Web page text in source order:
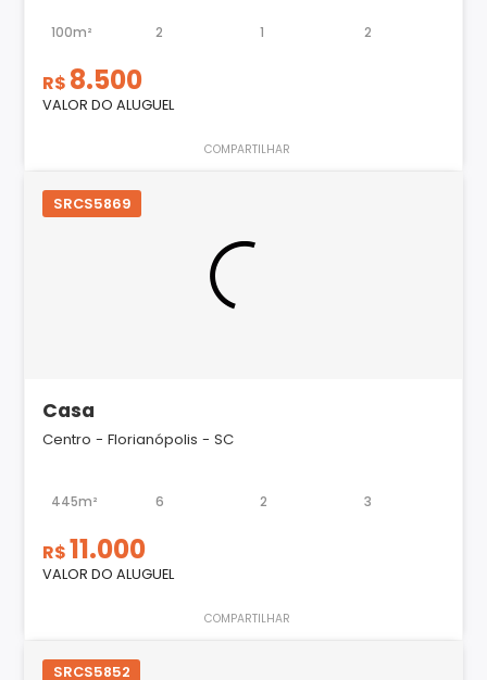
100m² 2 1 2
R$ 8.500
VALOR DO ALUGUEL
COMPARTILHAR
SRCS5869
Casa
Centro - Florianópolis - SC
445m² 6 2 3
R$11.000
VALOR DO ALUGUEL
COMPARTILHAR
SRCS5852